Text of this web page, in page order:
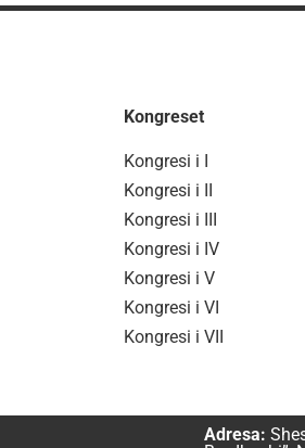
Kongreset
Kongresi i I
Kongresi i II
Kongresi i III
Kongresi i IV
Kongresi i V
Kongresi i VI
Kongresi i VII
Adresa: